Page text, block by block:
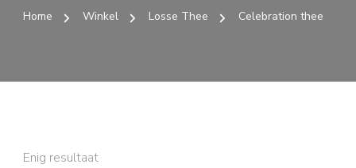
Home Winkel Losse Thee Celebration thee
Enig resultaat